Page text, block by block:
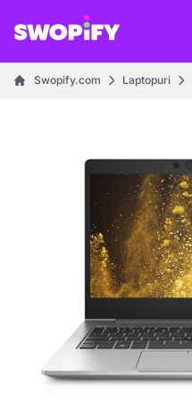
Swopify.com Laptopuri